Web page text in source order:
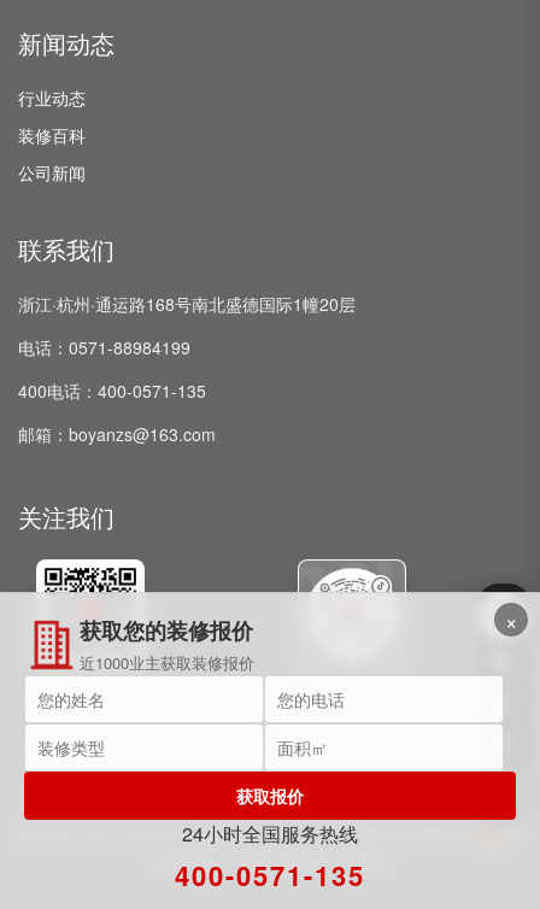
新闻动态
行业动态
装修百科
公司新闻
联系我们
浙江·杭州·通运路168号南北盛德国际1幢20层
电话：0571-88984199
400电话：400-0571-135
邮箱：boyanzs@163.com
关注我们
微信公众号 抖音
@2009-2025 博妍装饰 保留所有权利。浙ICP备15018091号
公网安备：33011002017072号
获取您的装修报价
近1000业主获取装修报价
获取报价
24小时全国服务热线
400-0571-135
×